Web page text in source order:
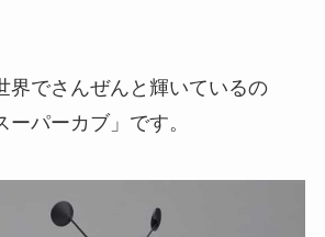
でさんぜんと輝いているの
パーカブ」です。